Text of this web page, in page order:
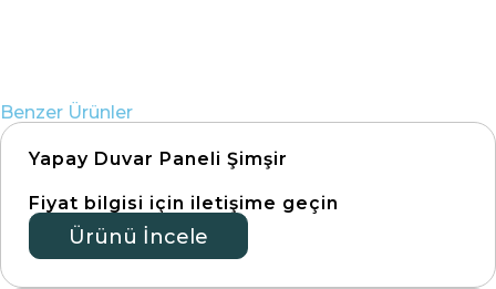
Benzer Ürünler
Yapay Duvar Paneli Şimşir
Fiyat bilgisi için iletişime geçin
Ürünü İncele